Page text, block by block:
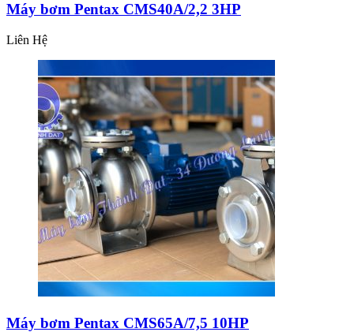
Máy bơm Pentax CMS40A/2,2 3HP
Liên Hệ
Máy bơm Pentax CMS65A/7,5 10HP